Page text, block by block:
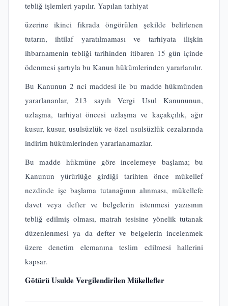
tebliğ işlemleri yapılır. Yapılan tarhiyat
üzerine ikinci fıkrada öngörülen şekilde belirlenen
tutarın, ihtilaf yaratılmaması ve tarhiyata ilişkin
ihbarnamenin tebliği tarihinden itibaren 15 gün içinde
ödenmesi şartıyla bu Kanun hükümlerinden yararlanılır.
Bu Kanunun 2 nci maddesi ile bu madde hükmünden
yararlananlar, 213 sayılı Vergi Usul Kanununun,
uzlaşma, tarhiyat öncesi uzlaşma ve kaçakçılık, ağır
kusur, kusur, usulsüzlük ve özel usulsüzlük cezalarında
indirim hükümlerinden yararlanamazlar.
Bu madde hükmüne göre incelemeye başlama; bu
Kanunun yürürlüğe girdiği tarihten önce mükellef
nezdinde işe başlama tutanağının alınması, mükellefe
davet veya defter ve belgelerin istenmesi yazısının
tebliğ edilmiş olması, matrah tesisine yönelik tutanak
düzenlenmesi ya da defter ve belgelerin incelenmek
üzere denetim elemanına teslim edilmesi hallerini
kapsar.
Götürü Usulde Vergilendirilen Mükellefler